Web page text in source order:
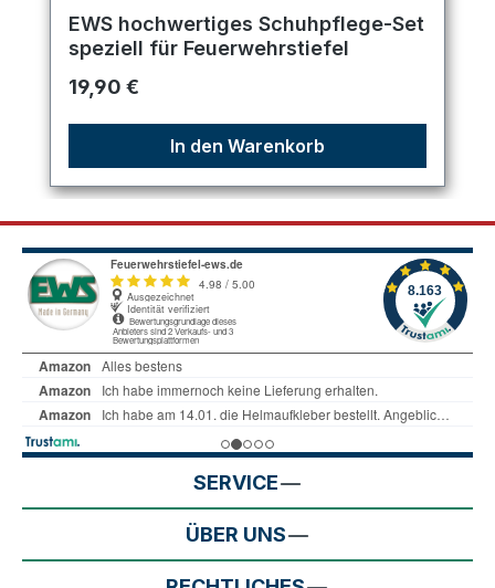
Durchschnittliche Bewertung von 5 von 5 Sternen
EWS hochwertiges Schuhpflege-Set
speziell für Feuerwehrstiefel
Regulärer Preis:
19,90 €
In den Warenkorb
SERVICE
ÜBER UNS